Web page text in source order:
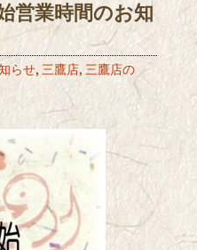
営業時間のお知
らせ, 三鷹店, 三鷹店の